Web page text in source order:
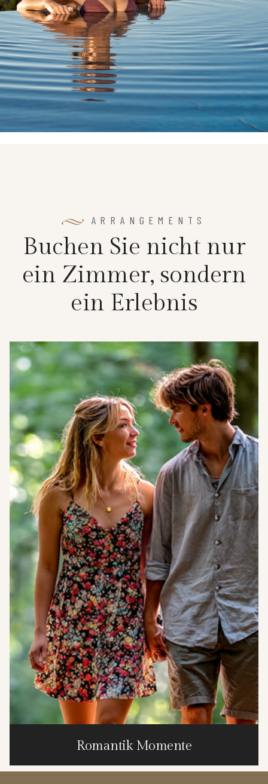
ARRANGEMENTS
Buchen Sie nicht nur
ein Zimmer, sondern
ein Erlebnis
Romantik Momente